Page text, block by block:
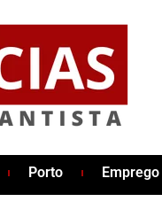
Porto Emprego